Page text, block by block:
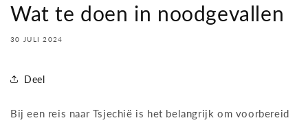
Wat te doen in noodgevallen
30 JULI 2024
Deel
Bij een reis naar Tsjechië is het belangrijk om voorbereid